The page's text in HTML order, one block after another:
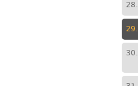
28.
29.
30.